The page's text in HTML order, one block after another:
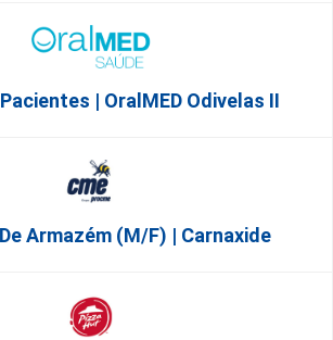
| OralMED Odivelas II
Armazém (m/f) | Carnaxide